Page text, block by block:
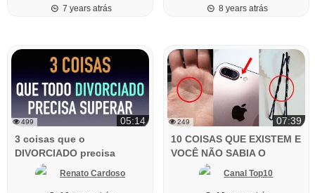
7 years atrás
8 years atrás
499
05:14
3 coisas que o
DIVORCIADO precisa
superar
Renato Cardoso
249
07:39
10 COISAS QUE EXISTEM E
VOCÊ NÃO SABIA O
MOTIVO
Canal Top10